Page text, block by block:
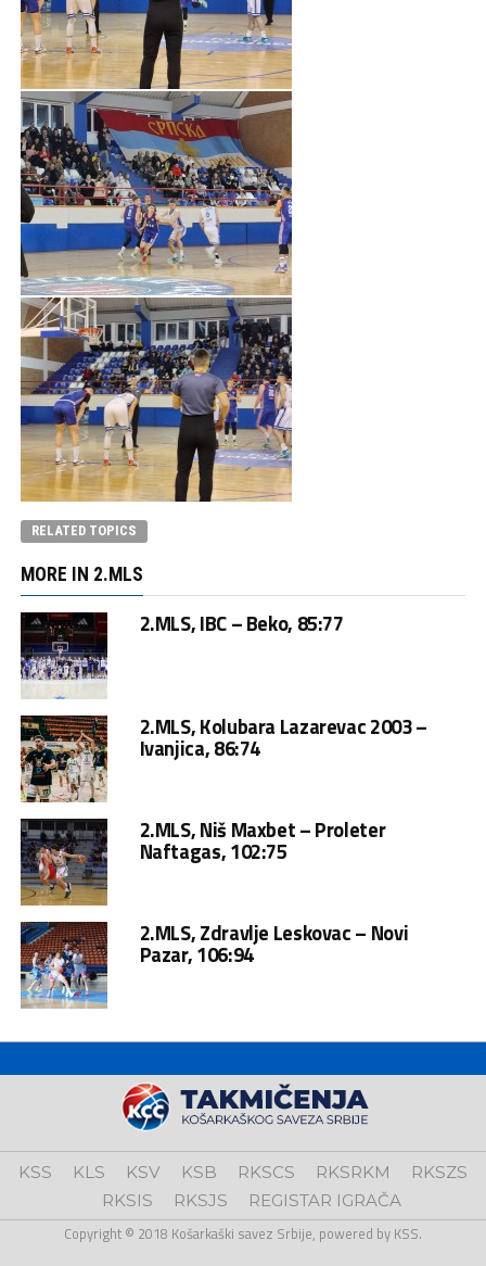
RELATED TOPICS
MORE IN 2.MLS
2.MLS, IBC – Beko, 85:77
2.MLS, Kolubara Lazarevac 2003 –
Ivanjica, 86:74
2.MLS, Niš Maxbet – Proleter
Naftagas, 102:75
2.MLS, Zdravlje Leskovac – Novi
Pazar, 106:94
KSS KLS KSV KSB RKSCS RKSRKM
RKSZS
RKSIS
RKSJS REGISTAR IGRAČA
Copyright © 2018 Košarkaški savez Srbije, powered by KSS.